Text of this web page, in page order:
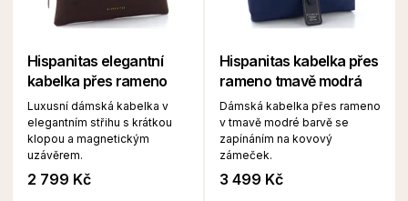
Hispanitas elegantní
kabelka přes rameno
Luxusní dámská kabelka v
elegantním střihu s krátkou
klopou a magnetickým
uzávěrem.
2 799 Kč
Hispanitas kabelka přes
rameno tmavě modrá
Dámská kabelka přes rameno
v tmavě modré barvě se
zapínáním na kovový
zámeček.
3 499 Kč